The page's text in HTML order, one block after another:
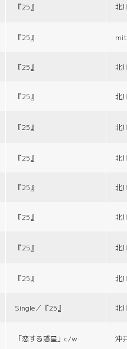
『25』 北
『25』
『25』 北
『25』 北
『25』 北
『25』 北
『25』 北
『25』 北
『25』 北
『25』 北
Single／『25』 北
「恋する惑星」c/w 沖